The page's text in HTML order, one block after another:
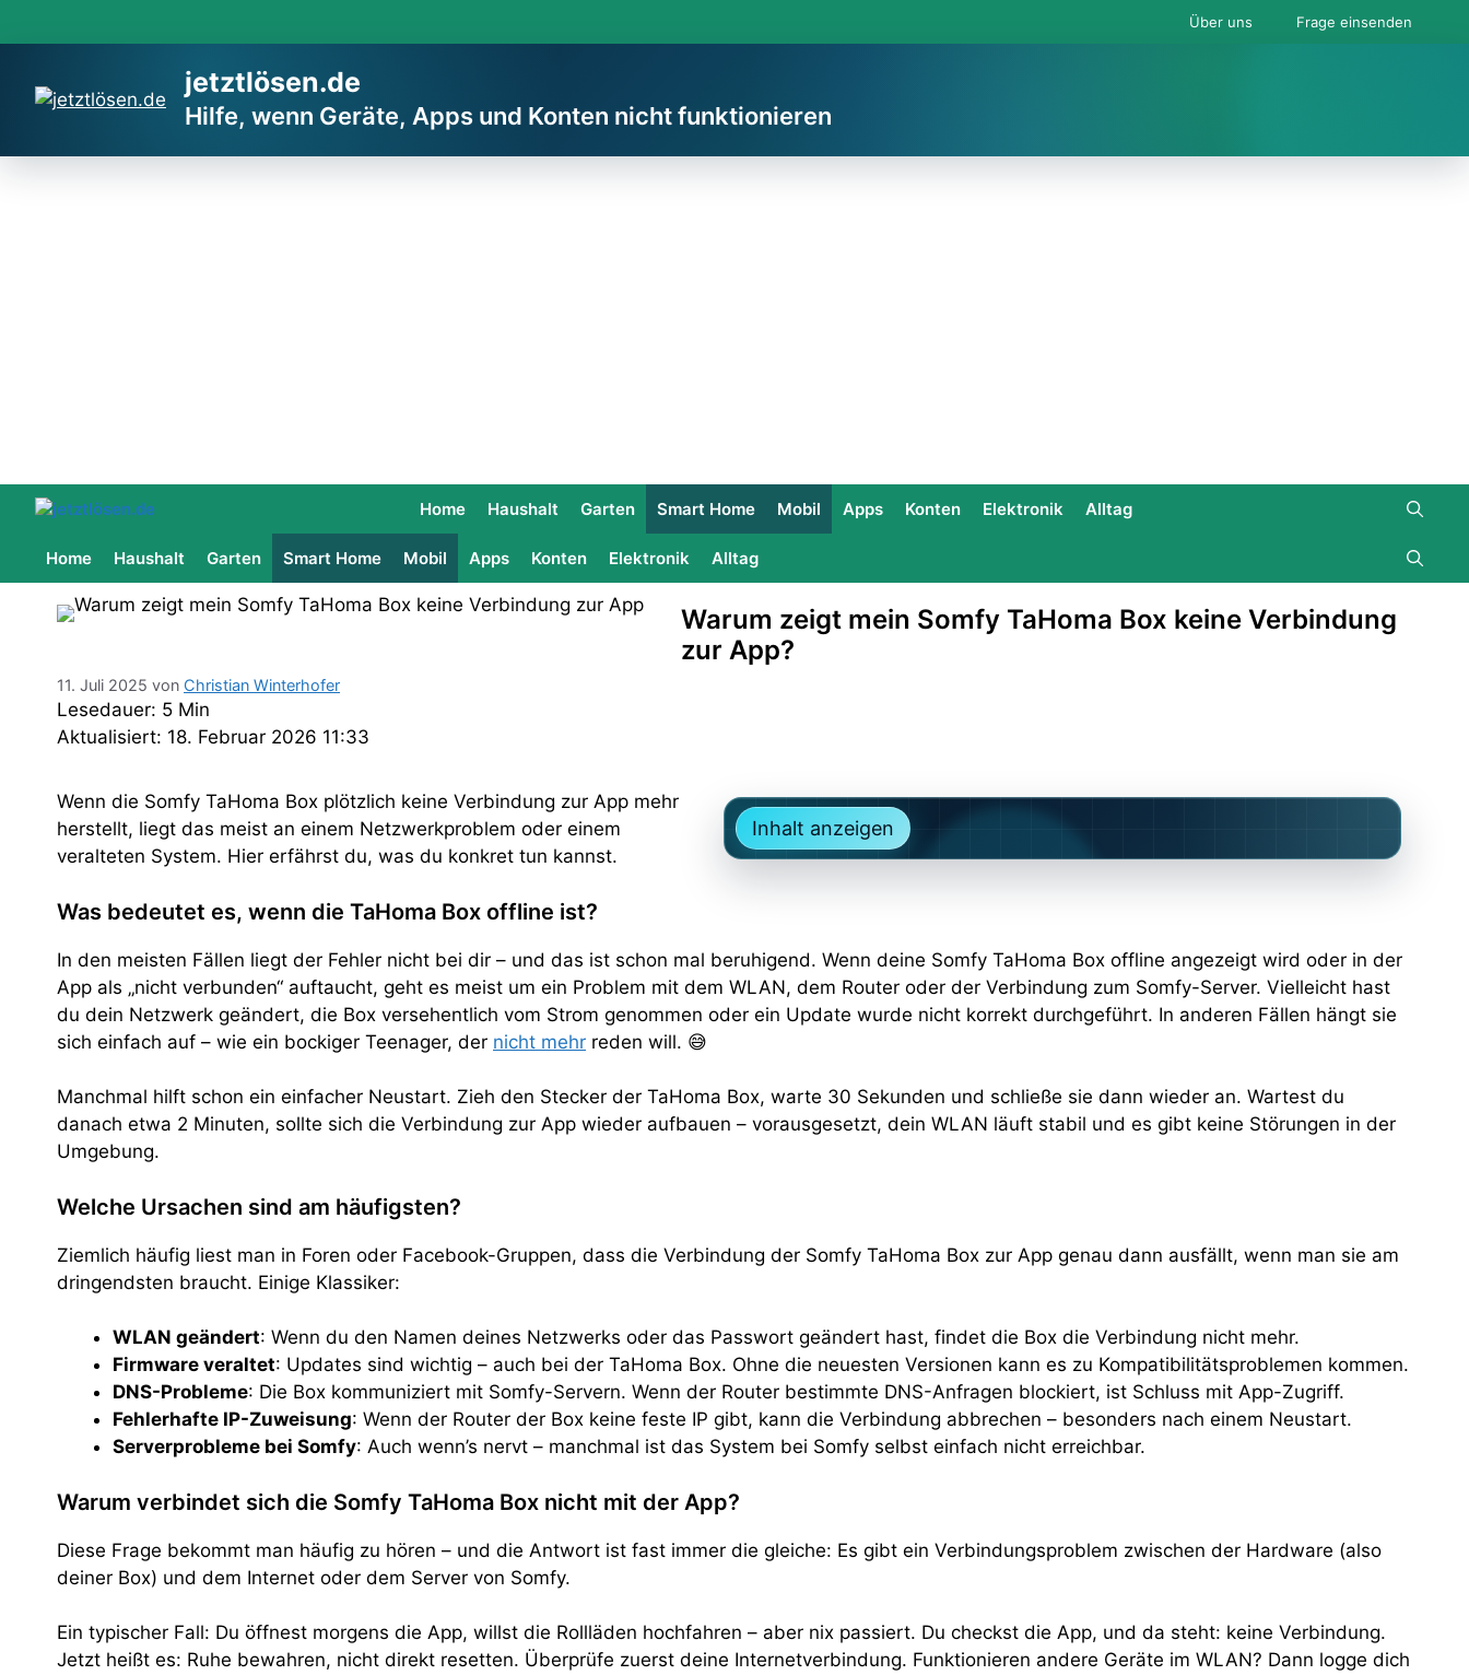
Inhalt
Über uns Frage einsenden
jetztlösen.de
Hilfe, wenn Geräte, Apps und Konten nicht funktionieren
Home Haushalt Garten Smart Home Mobil Apps Konten Elektronik Alltag
Home Haushalt Garten Smart Home Mobil Apps Konten Elektronik Alltag
Warum zeigt mein Somfy TaHoma Box keine Verbindung
zur App?
11. Juli 2025 von Christian Winterhofer
Lesedauer: 5 Min
Aktualisiert: 18. Februar 2026 11:33
Inhalt anzeigen
Wenn die Somfy TaHoma Box plötzlich keine Verbindung zur App mehr
herstellt, liegt das meist an einem Netzwerkproblem oder einem
veralteten System. Hier erfährst du, was du konkret tun kannst.
Was bedeutet es, wenn die TaHoma Box offline ist?
In den meisten Fällen liegt der Fehler nicht bei dir – und das ist schon mal beruhigend. Wenn deine Somfy TaHoma Box offline angezeigt wird oder in der
App als „nicht verbunden“ auftaucht, geht es meist um ein Problem mit dem WLAN, dem Router oder der Verbindung zum Somfy-Server. Vielleicht hast
du dein Netzwerk geändert, die Box versehentlich vom Strom genommen oder ein Update wurde nicht korrekt durchgeführt. In anderen Fällen hängt sie
sich einfach auf – wie ein bockiger Teenager, der nicht mehr reden will. 😅
Manchmal hilft schon ein einfacher Neustart. Zieh den Stecker der TaHoma Box, warte 30 Sekunden und schließe sie dann wieder an. Wartest du
danach etwa 2 Minuten, sollte sich die Verbindung zur App wieder aufbauen – vorausgesetzt, dein WLAN läuft stabil und es gibt keine Störungen in der
Umgebung.
Welche Ursachen sind am häufigsten?
Ziemlich häufig liest man in Foren oder Facebook-Gruppen, dass die Verbindung der Somfy TaHoma Box zur App genau dann ausfällt, wenn man sie am
dringendsten braucht. Einige Klassiker:
WLAN geändert: Wenn du den Namen deines Netzwerks oder das Passwort geändert hast, findet die Box die Verbindung nicht mehr.
Firmware veraltet: Updates sind wichtig – auch bei der TaHoma Box. Ohne die neuesten Versionen kann es zu Kompatibilitätsproblemen kommen.
DNS-Probleme: Die Box kommuniziert mit Somfy-Servern. Wenn der Router bestimmte DNS-Anfragen blockiert, ist Schluss mit App-Zugriff.
Fehlerhafte IP-Zuweisung: Wenn der Router der Box keine feste IP gibt, kann die Verbindung abbrechen – besonders nach einem Neustart.
Serverprobleme bei Somfy: Auch wenn’s nervt – manchmal ist das System bei Somfy selbst einfach nicht erreichbar.
Warum verbindet sich die Somfy TaHoma Box nicht mit der App?
Diese Frage bekommt man häufig zu hören – und die Antwort ist fast immer die gleiche: Es gibt ein Verbindungsproblem zwischen der Hardware (also
deiner Box) und dem Internet oder dem Server von Somfy.
Ein typischer Fall: Du öffnest morgens die App, willst die Rollläden hochfahren – aber nix passiert. Du checkst die App, und da steht: keine Verbindung.
Jetzt heißt es: Ruhe bewahren, nicht direkt resetten. Überprüfe zuerst deine Internetverbindung. Funktionieren andere Geräte im WLAN? Dann logge dich